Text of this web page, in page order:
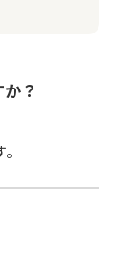
？